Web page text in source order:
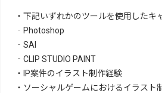
・下記いずれかのツールを使用したキ
‐Photoshop
‐SAI
‐CLIP STUDIO PAINT
・IP案件のイラスト制作経験
・ソーシャルゲームにおけるイラスト